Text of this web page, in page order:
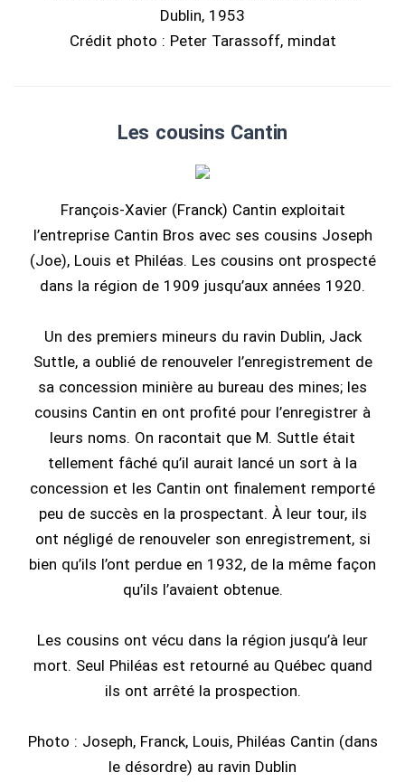
Dublin, 1953
Crédit photo : Peter Tarassoff, mindat
Les cousins Cantin
François-Xavier (Franck) Cantin exploitait
l’entreprise Cantin Bros avec ses cousins Joseph
(Joe), Louis et Philéas. Les cousins ont prospecté
dans la région de 1909 jusqu’aux années 1920.
Un des premiers mineurs du ravin Dublin, Jack
Suttle, a oublié de renouveler l’enregistrement de
sa concession minière au bureau des mines; les
cousins Cantin en ont profité pour l’enregistrer à
leurs noms. On racontait que M. Suttle était
tellement fâché qu’il aurait lancé un sort à la
concession et les Cantin ont finalement remporté
peu de succès en la prospectant. À leur tour, ils
ont négligé de renouveler son enregistrement, si
bien qu’ils l’ont perdue en 1932, de la même façon
qu’ils l’avaient obtenue.
Les cousins ont vécu dans la région jusqu’à leur
mort. Seul Philéas est retourné au Québec quand
ils ont arrêté la prospection.
Photo : Joseph, Franck, Louis, Philéas Cantin (dans
le désordre) au ravin Dublin